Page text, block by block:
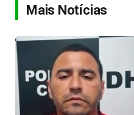
Mais Notícias